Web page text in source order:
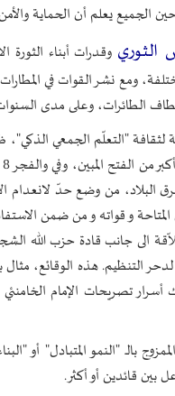
الجميع يعلم أن الحماية
الثوري وقدرات أبناء
ومع نشر القوات في
السنوات الـ 36 الأخيرة، كان الحرس ناجحاً بنسبة 100٪ في
لثقافة "التعلّم الجمعي
البلاد، من وضع حدّ لانعدام
الى جانب قادة حزب الله
التنظيم. هذه الوقائع،
أسرار تصريحات الإمام
بالـ "النمو المتبادل"
بين قائدين أو أكثر.